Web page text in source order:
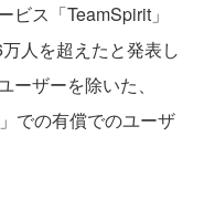
ビス「TeamSpirit」
人を超えたと発表し
ザーを除いた、
での有償でのユーザ